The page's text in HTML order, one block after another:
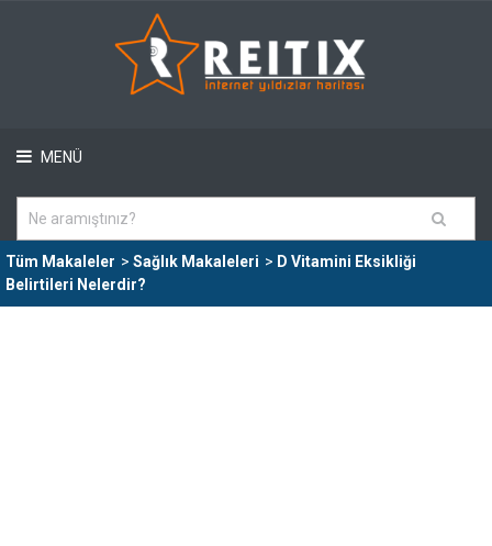
MENÜ
Tüm Makaleler > Sağlık Makaleleri > D Vitamini Eksikliği
Belirtileri Nelerdir?